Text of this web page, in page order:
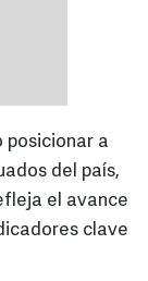
posicionar a
del país,
el avance
clave